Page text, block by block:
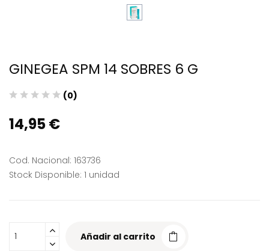
GINEGEA SPM 14 SOBRES 6 G
(0)
14,95 €
Cod. Nacional: 163736
Stock Disponible: 1 unidad
Añadir al carrito